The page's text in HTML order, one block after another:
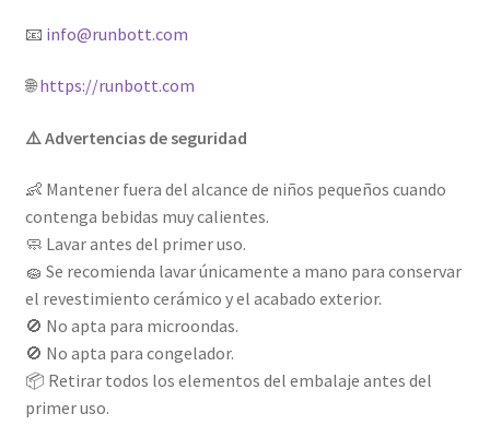
📧 info@runbott.com
🌐https://runbott.com
⚠️ Advertencias de seguridad
👶 Mantener fuera del alcance de niños pequeños cuando
contenga bebidas muy calientes.
🧼 Lavar antes del primer uso.
🧽 Se recomienda lavar únicamente a mano para conservar
el revestimiento cerámico y el acabado exterior.
🚫 No apta para microondas.
🚫 No apta para congelador.
📦 Retirar todos los elementos del embalaje antes del
primer uso.